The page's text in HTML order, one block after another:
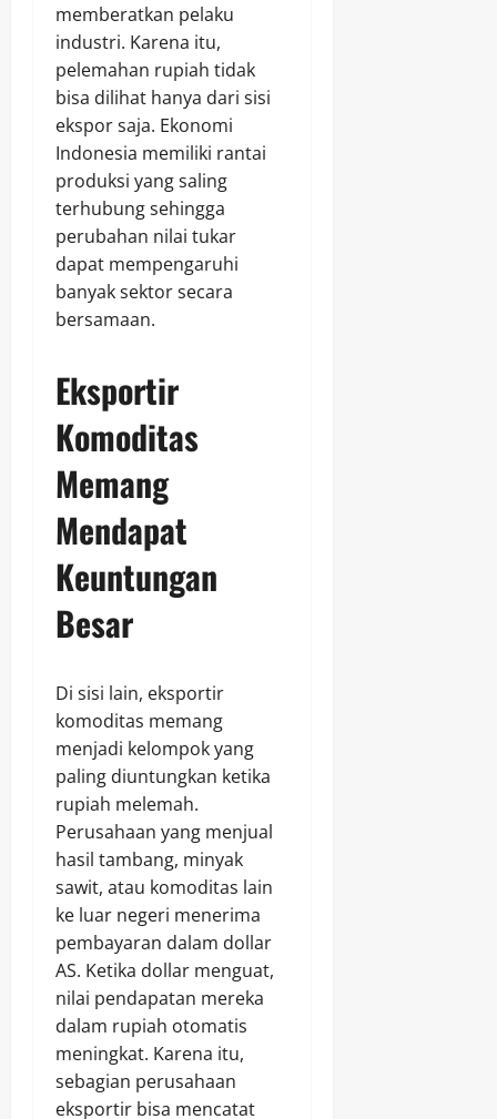
memberatkan pelaku
industri. Karena itu,
pelemahan rupiah tidak
bisa dilihat hanya dari sisi
ekspor saja. Ekonomi
Indonesia memiliki rantai
produksi yang saling
terhubung sehingga
perubahan nilai tukar
dapat mempengaruhi
banyak sektor secara
bersamaan.
Eksportir
Komoditas
Memang
Mendapat
Keuntungan
Besar
Di sisi lain, eksportir
komoditas memang
menjadi kelompok yang
paling diuntungkan ketika
rupiah melemah.
Perusahaan yang menjual
hasil tambang, minyak
sawit, atau komoditas lain
ke luar negeri menerima
pembayaran dalam dollar
AS. Ketika dollar menguat,
nilai pendapatan mereka
dalam rupiah otomatis
meningkat. Karena itu,
sebagian perusahaan
eksportir bisa mencatat